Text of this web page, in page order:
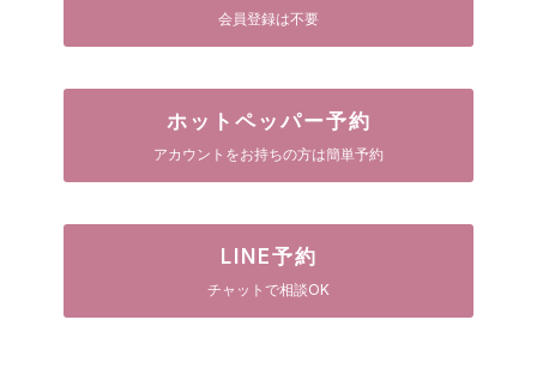
会員登録は不要
ホットペッパー予約
アカウントをお持ちの方は簡単予約
LINE予約
チャットで相談OK